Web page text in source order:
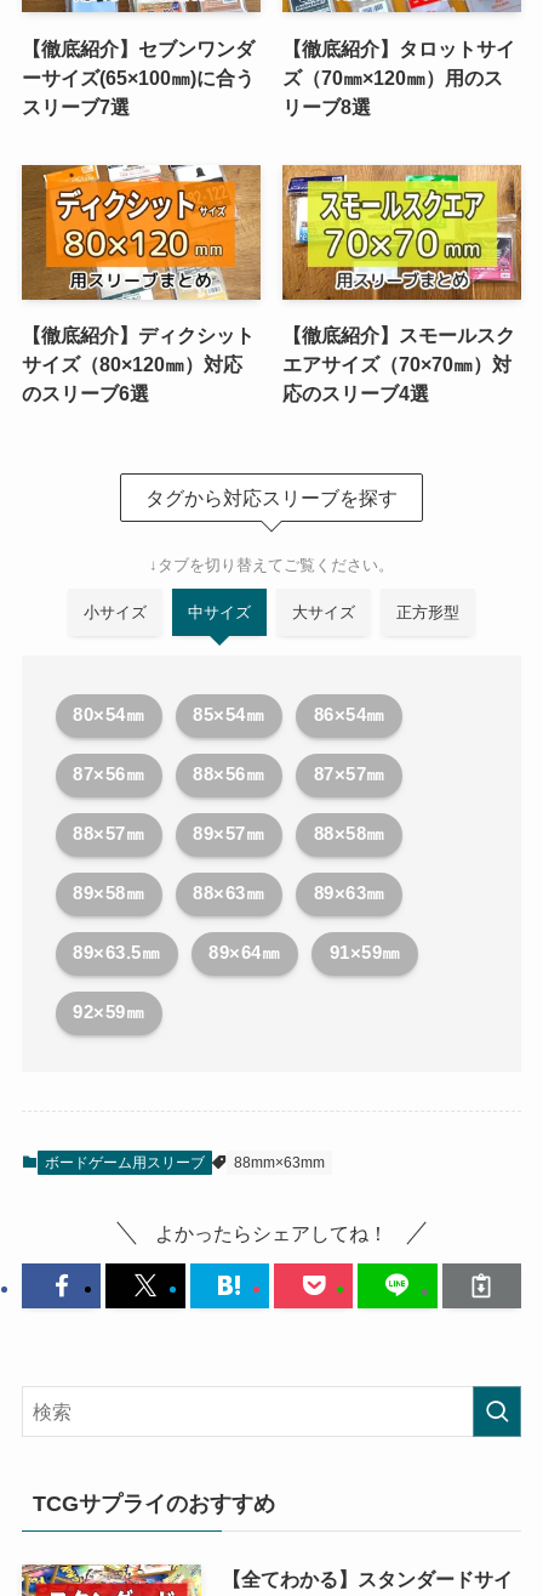
【徹底紹介】セブンワンダ
ーサイズ(65×100㎜)に合う
スリーブ7選
【徹底紹介】タロットサイ
ズ（70㎜×120㎜）用のス
リーブ8選
【徹底紹介】ディクシット
サイズ（80×120㎜）対応
のスリーブ6選
【徹底紹介】スモールスク
エアサイズ（70×70㎜）対
応のスリーブ4選
タグから対応スリーブを探す
↓タブを切り替えてご覧ください。
小サイズ 中サイズ 大サイズ 正方形型
80×54㎜ 85×54㎜ 86×54㎜
87×56㎜ 88×56㎜ 87×57㎜
88×57㎜ 89×57㎜ 88×58㎜
89×58㎜ 88×63㎜ 89×63㎜
89×63.5㎜ 89×64㎜ 91×59㎜
92×59㎜
ボードゲーム用スリーブ 88mm×63mm
よかったらシェアしてね！
TCGサプライのおすすめ
【全てわかる】スタンダードサイ